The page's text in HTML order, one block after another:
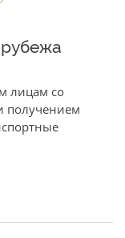
лицам со
получением